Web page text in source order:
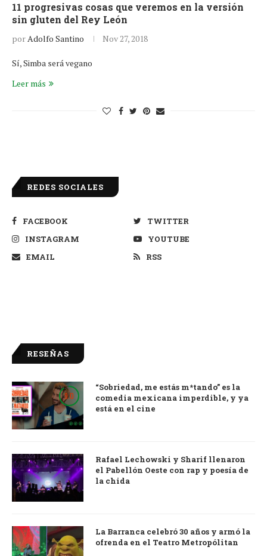
11 progresivas cosas que veremos en la versión
sin gluten del Rey León
porAdolfo Santino Nov 27, 2018
Sí, Simba será vegano
Leer más
REDES SOCIALES
FACEBOOK
TWITTER
INSTAGRAM
YOUTUBE
EMAIL
RSS
RESEÑAS
9.0
“Sobriedad, me estás m*tando” es la
comedia mexicana imperdible, y ya
está en el cine
Rafael Lechowski y Sharif llenaron
el Pabellón Oeste con rap y poesía de
la chida
La Barranca celebró 30 años y armó la
ofrenda en el Teatro Metropólitan